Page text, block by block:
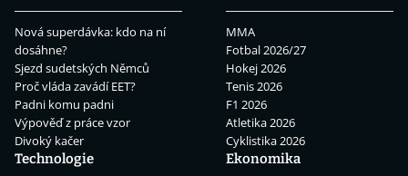
Nová superdávka: kdo na ní
dosáhne?
Sjezd sudetských Němců
Proč vláda zavádí EET?
Padni komu padni
Výpověď z práce vzor
Divoký kačer
MMA
Fotbal 2026/27
Hokej 2026
Tenis 2026
F1 2026
Atletika 2026
Cyklistika 2026
Technologie
Ekonomika